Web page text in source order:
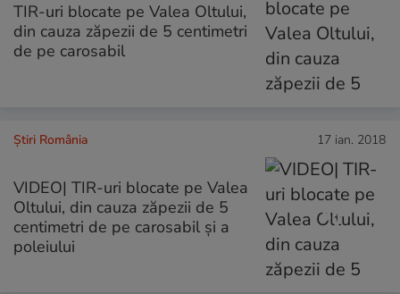
TIR-uri blocate pe Valea Oltului,
din cauza zăpezii de 5 centimetri
de pe carosabil
Știri România 17 ian. 2018
VIDEO| TIR-uri blocate pe Valea
Oltului, din cauza zăpezii de 5
centimetri de pe carosabil și a
poleiului